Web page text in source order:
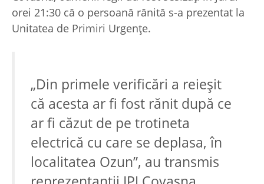
orei 21:30 că o persoană rănită s-a prezentat la
Unitatea de Primiri Urgențe.
„Din primele verificări a reieșit
că acesta ar fi fost rănit după ce
ar fi căzut de pe trotineta
electrică cu care se deplasa, în
localitatea Ozun”, au transmis